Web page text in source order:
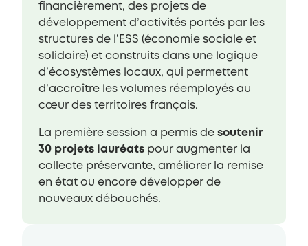
financièrement, des projets de
développement d’activités portés par les
structures de l’ESS (économie sociale et
solidaire) et construits dans une logique
d’écosystèmes locaux, qui permettent
d’accroître les volumes réemployés au
cœur des territoires français.
La première session a permis de soutenir
30 projets lauréats pour augmenter la
collecte préservante, améliorer la remise
en état ou encore développer de
nouveaux débouchés.